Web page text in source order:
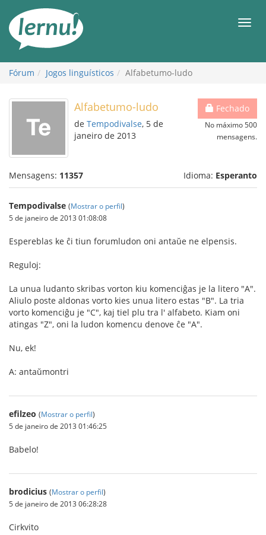
conteúdo
Fórum Jogos linguísticos Alfabetumo-ludo
Fechado
No máximo 500
mensagens.
Alfabetumo-ludo
de Tempodivalse, 5 de
janeiro de 2013
Mensagens: 11357 Idioma: Esperanto
Tempodivalse (Mostrar o perfil)
5 de janeiro de 2013 01:08:08
Espereblas ke ĉi tiun forumludon oni antaŭe ne elpensis.
Reguloj:
La unua ludanto skribas vorton kiu komenciĝas je la litero "A".
Aliulo poste aldonas vorto kies unua litero estas "B". La tria
vorto komenciĝu je "C", kaj tiel plu tra l' alfabeto. Kiam oni
atingas "Z", oni la ludon komencu denove ĉe "A".
Nu, ek!
A: antaŭmontri
efilzeo (Mostrar o perfil)
5 de janeiro de 2013 01:46:25
Babelo!
brodicius (Mostrar o perfil)
5 de janeiro de 2013 06:28:28
Cirkvito